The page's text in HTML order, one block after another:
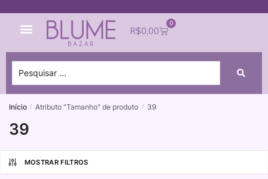
R$0,00
0
Início / Atributo "Tamanho" de produto / 39
39
MOSTRAR FILTROS